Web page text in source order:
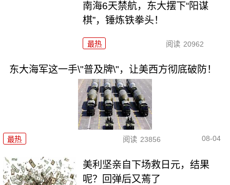
南海6天禁航，东大摆下“阳谋
棋”，锤炼铁拳头！
最热 阅读 20962
东大海军这一手\"普及牌\"，让美西方彻底破防！
最热 阅读 23856 08-04
美利坚亲自下场救日元，结果
呢？回弹后又蔫了